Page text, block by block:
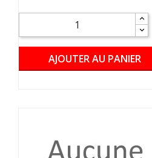
AJOUTER AU PANIER